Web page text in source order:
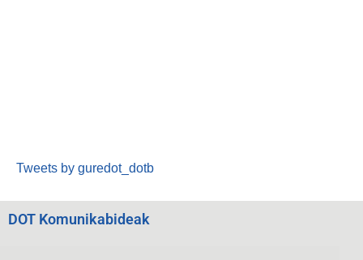
Tweets by guredot_dotb
DOT Komunikabideak